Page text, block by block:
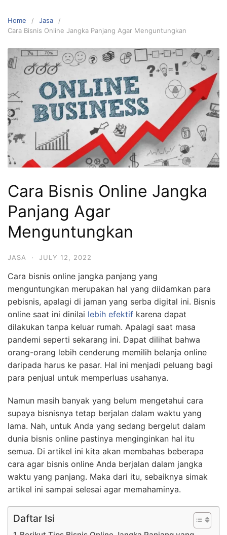
Home
Jasa
Cara Bisnis Online Jangka Panjang Agar Menguntungkan
Cara Bisnis Online Jangka
Panjang Agar
Menguntungkan
JASA · JULY 12, 2022
Cara bisnis online jangka panjang yang
menguntungkan merupakan hal yang diidamkan para
pebisnis, apalagi di jaman yang serba digital ini. Bisnis
online saat ini dinilai lebih efektif karena dapat
dilakukan tanpa keluar rumah. Apalagi saat masa
pandemi seperti sekarang ini. Dapat dilihat bahwa
orang-orang lebih cenderung memilih belanja online
daripada harus ke pasar. Hal ini menjadi peluang bagi
para penjual untuk memperluas usahanya.
Namun masih banyak yang belum mengetahui cara
supaya bisnisnya tetap berjalan dalam waktu yang
lama. Nah, untuk Anda yang sedang bergelut dalam
dunia bisnis online pastinya menginginkan hal itu
semua. Di artikel ini kita akan membahas beberapa
cara agar bisnis online Anda berjalan dalam jangka
waktu yang panjang. Maka dari itu, sebaiknya simak
artikel ini sampai selesai agar memahaminya.
Daftar Isi